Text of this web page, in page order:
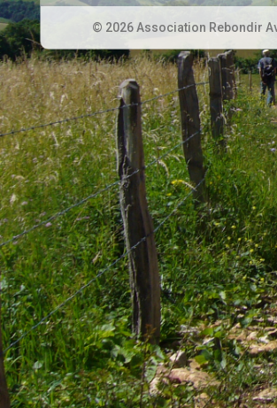
© 2026 Association Rebondir